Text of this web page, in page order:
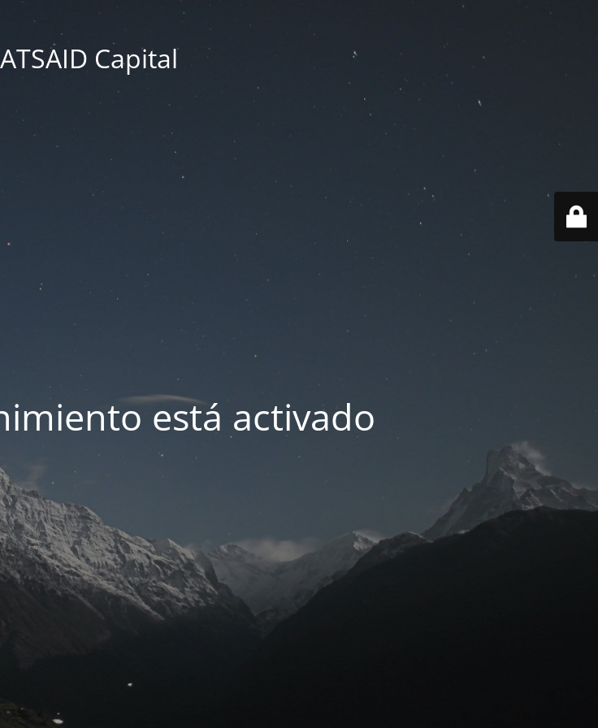
Capital
está activado